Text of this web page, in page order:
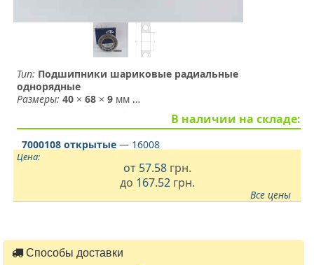
Тип: Подшипники шариковые радиальные
однорядные
Размеры: 40 ×68 ×9 мм …
В наличии на складе:
7000108 открытые — 16008
Цена:
от 57.58грн.
до 167.52 грн.
Все цены
Способы доставки